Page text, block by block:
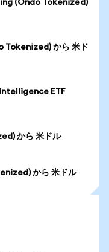
(Ondo Tokenized)
Tokenized) から 米ド
ETF
から 米ドル
から 米ドル